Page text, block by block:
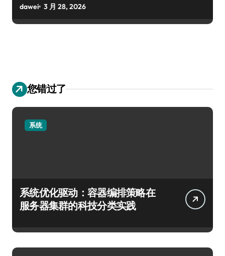
dawei 3 月 28, 2026
您错过了
系统
系统优化驱动：容器编排策略在
服务器集群的科技分类实践